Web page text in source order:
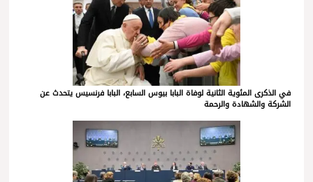
في الذكرى المئوية الثانية لوفاة البابا بيوس السابع، البابا فرنسيس يتحدث عن
الشركة والشهادة والرحمة